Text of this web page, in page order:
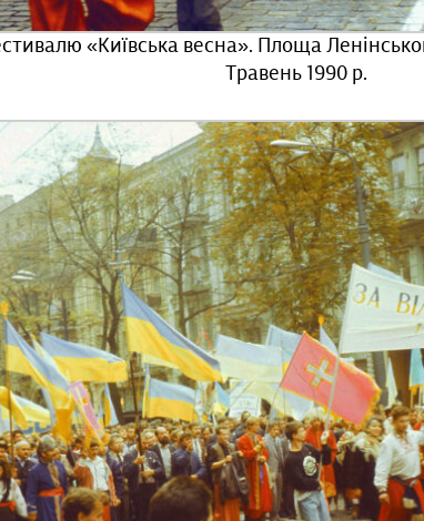
«Київська весна». Площа
Травень 1990 р.